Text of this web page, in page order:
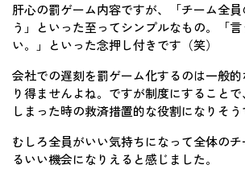
肝心の罰ゲーム内容ですが、「チーム全
う」といった至ってシンプルなもの。「
い。」といった念押し付きです（笑）
会社での遅刻を罰ゲーム化するのは一般
り得ませんよね。ですが制度にすること
しまった時の救済措置的な役割になりそう
むしろ全員がいい気持ちになって全体の
るいい機会になりえると感じました。